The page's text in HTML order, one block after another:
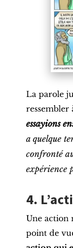
La parole
ressembler
essayions
a quelque
confronté
expérience
4.
Une action
point de